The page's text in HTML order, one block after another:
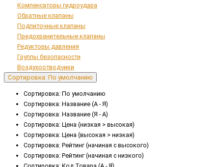
Компенсаторы гидроудара
Обратные клапаны
Подпиточные клапаны
Предохранительные клапаны
Редукторы давления
Группы безопасности
Воздухоотводчики
Сортировка: По умолчанию
Сортировка: По умолчанию
Сортировка: Название (А - Я)
Сортировка: Название (Я - А)
Сортировка: Цена (низкая > высокая)
Сортировка: Цена (высокая > низкая)
Сортировка: Рейтинг (начиная с высокого)
Сортировка: Рейтинг (начиная с низкого)